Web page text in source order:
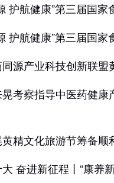
护航健康”第三届国
护航健康”第三届国
源产业科技创新联
考察指导中医药健康
精文化旅游节筹备
奋进新征程丨“康养